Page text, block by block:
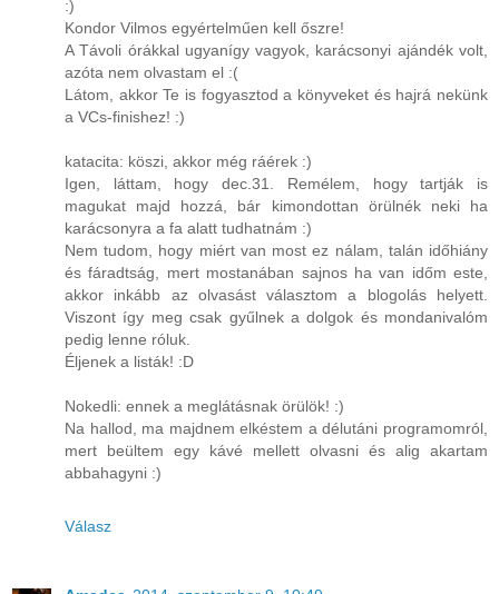
:)
Kondor Vilmos egyértelműen kell őszre!
A Távoli órákkal ugyanígy vagyok, karácsonyi ajándék volt,
azóta nem olvastam el :(
Látom, akkor Te is fogyasztod a könyveket és hajrá nekünk
a VCs-finishez! :)
katacita: köszi, akkor még ráérek :)
Igen, láttam, hogy dec.31. Remélem, hogy tartják is
magukat majd hozzá, bár kimondottan örülnék neki ha
karácsonyra a fa alatt tudhatnám :)
Nem tudom, hogy miért van most ez nálam, talán időhiány
és fáradtság, mert mostanában sajnos ha van időm este,
akkor inkább az olvasást választom a blogolás helyett.
Viszont így meg csak gyűlnek a dolgok és mondanivalóm
pedig lenne róluk.
Éljenek a listák! :D
Nokedli: ennek a meglátásnak örülök! :)
Na hallod, ma majdnem elkéstem a délutáni programomról,
mert beültem egy kávé mellett olvasni és alig akartam
abbahagyni :)
Válasz